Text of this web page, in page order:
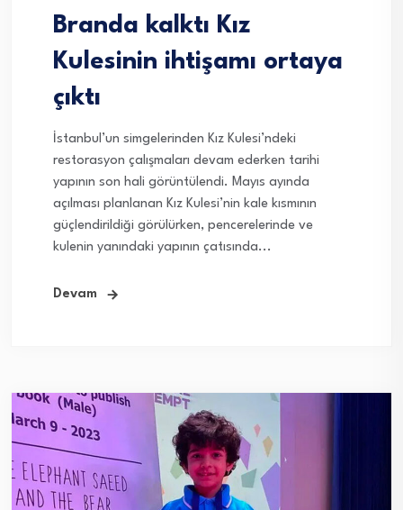
Branda kalktı Kız
Kulesinin ihtişamı ortaya
çıktı
İstanbul’un simgelerinden Kız Kulesi’ndeki
restorasyon çalışmaları devam ederken tarihi
yapının son hali görüntülendi. Mayıs ayında
açılması planlanan Kız Kulesi’nin kale kısmının
güçlendirildiği görülürken, pencerelerinde ve
kulenin yanındaki yapının çatısında...
Devam